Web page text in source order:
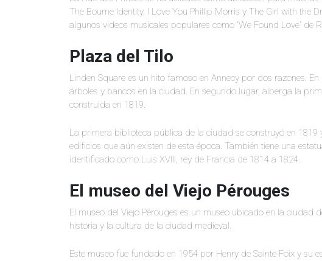
The Bourne Identity, I Love You Phillip Morris y The Girl with the
algunos videos musicales populares como “We Found Love” de
Plaza del Tilo
Linden Square es un hito famoso en Annecy por dos razones.
árboles y bancos en la ciudad. En segundo lugar, alberga la
construida en 1819.
La primera biblioteca pública de la ciudad se construyó en
edificios que aún existen de esta época. También tiene una
identificado como Luis XVIII, rey de Francia de 1814 a 1824.
El museo del Viejo Pérouges
El museo del Viejo Pérouges es un museo ubicado en la ciudad
historia y la cultura de la ciudad medieval.
Este museo fue fundado en 1954 por Henry de Sainte-Foix y su